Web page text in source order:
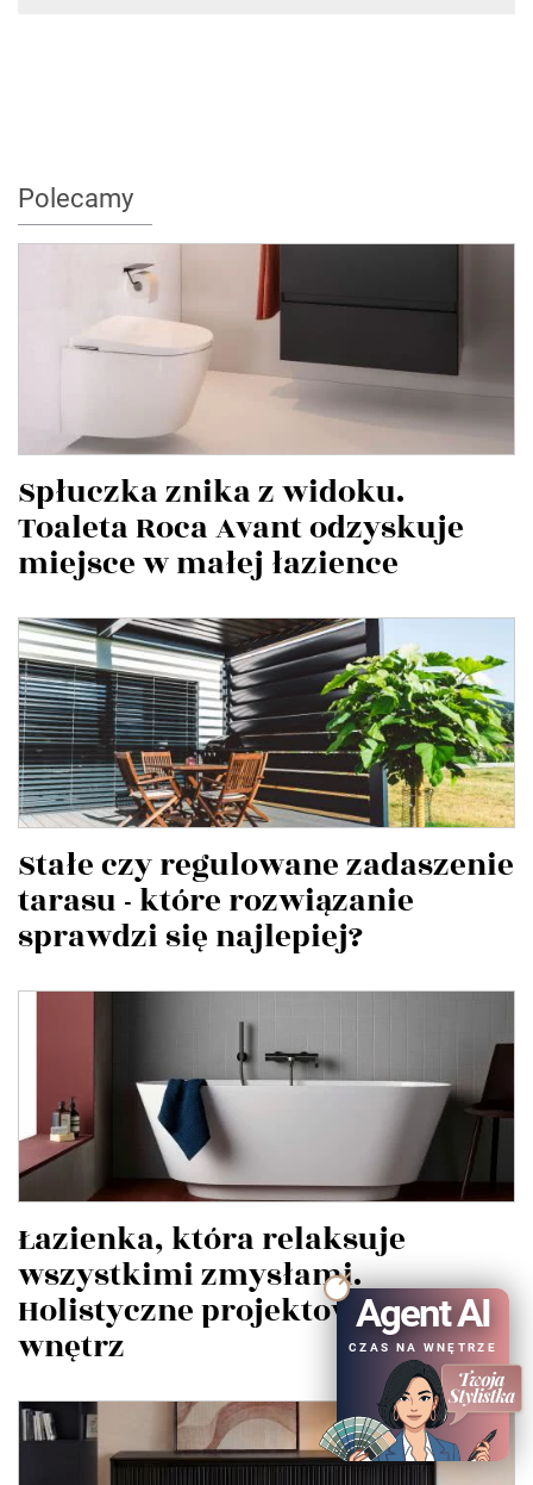
Polecamy
Spłuczka znika z widoku.
Toaleta Roca Avant odzyskuje
miejsce w małej łazience
Stałe czy regulowane zadaszenie
tarasu - które rozwiązanie
sprawdzi się najlepiej?
Łazienka, która relaksuje
wszystkimi zmysłami.
Holistyczne projektowanie
wnętrz
Agent AI
CZAS NA WNĘTRZE